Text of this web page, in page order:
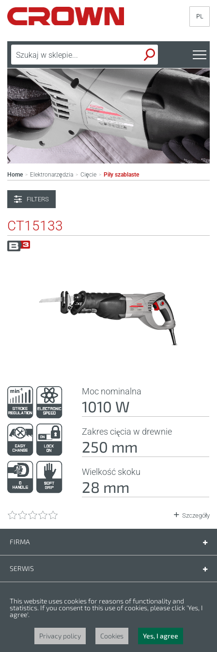
PL
Home > Elektronarzędzia > Cięcie > Piły szablaste
FILTERS
CT15133
Moc nominalna
1010 W
Zakres cięcia w drewnie
250 mm
Wielkość skoku
28 mm
Szczegóły
FIRMA
SERWIS
Warunki gwarancji
Polityka prywatności
Cookies
Copyright © 2023 CROWN. Wszelkie prawa zastrzeżone. CROWN jest
zarejestrowanym znakiem handlowym. | CROWN należy do grupy Merit Link.
This website uses cookies for reasons of functionality and
statistics. If you consent to this use of cookies, please click 'Yes, I
agree'.
Privacy policy Cookies Yes, I agree